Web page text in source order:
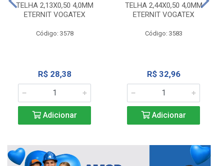
TELHA 2,13X0,50 4,0MM
ETERNIT VOGATEX
Código: 3578
R$ 28,38
Adicionar
TELHA 2,44X0,50 4,0MM
ETERNIT VOGATEX
Código: 3583
R$ 32,96
Adicionar